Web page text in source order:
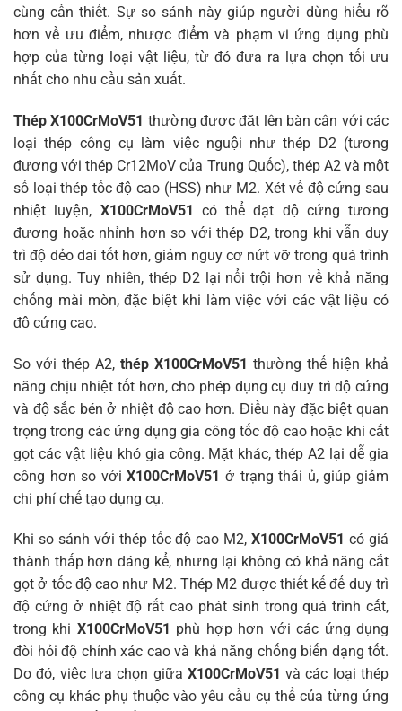
cùng cần thiết. Sự so sánh này giúp người dùng hiểu rõ
hơn về ưu điểm, nhược điểm và phạm vi ứng dụng phù
hợp của từng loại vật liệu, từ đó đưa ra lựa chọn tối ưu
nhất cho nhu cầu sản xuất.
Thép X100CrMoV51 thường được đặt lên bàn cân với các
loại thép công cụ làm việc nguội như thép D2 (tương
đương với thép Cr12MoV của Trung Quốc), thép A2 và một
số loại thép tốc độ cao (HSS) như M2. Xét về độ cứng sau
nhiệt luyện, X100CrMoV51 có thể đạt độ cứng tương
đương hoặc nhỉnh hơn so với thép D2, trong khi vẫn duy
trì độ dẻo dai tốt hơn, giảm nguy cơ nứt vỡ trong quá trình
sử dụng. Tuy nhiên, thép D2 lại nổi trội hơn về khả năng
chống mài mòn, đặc biệt khi làm việc với các vật liệu có
độ cứng cao.
So với thép A2, thép X100CrMoV51 thường thể hiện khả
năng chịu nhiệt tốt hơn, cho phép dụng cụ duy trì độ cứng
và độ sắc bén ở nhiệt độ cao hơn. Điều này đặc biệt quan
trọng trong các ứng dụng gia công tốc độ cao hoặc khi cắt
gọt các vật liệu khó gia công. Mặt khác, thép A2 lại dễ gia
công hơn so vớiX100CrMoV51 ở trạng thái ủ, giúp giảm
chi phí chế tạo dụng cụ.
Khi so sánh với thép tốc độ cao M2,X100CrMoV51 có giá
thành thấp hơn đáng kể, nhưng lại không có khả năng cắt
gọt ở tốc độ cao như M2. Thép M2 được thiết kế để duy trì
độ cứng ở nhiệt độ rất cao phát sinh trong quá trình cắt,
trong khi X100CrMoV51 phù hợp hơn với các ứng dụng
đòi hỏi độ chính xác cao và khả năng chống biến dạng tốt.
Do đó, việc lựa chọn giữa X100CrMoV51 và các loại thép
công cụ khác phụ thuộc vào yêu cầu cụ thể của từng ứng